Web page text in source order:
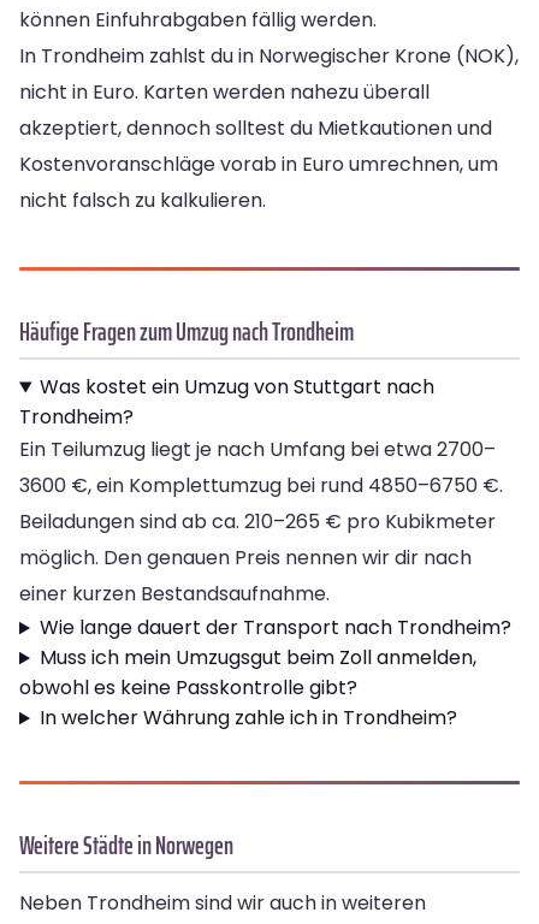
können Einfuhrabgaben fällig werden.
In Trondheim zahlst du in Norwegischer Krone (NOK),
nicht in Euro. Karten werden nahezu überall
akzeptiert, dennoch solltest du Mietkautionen und
Kostenvoranschläge vorab in Euro umrechnen, um
nicht falsch zu kalkulieren.
Häufige Fragen zum Umzug nach Trondheim
Was kostet ein Umzug von Stuttgart nach
Trondheim?
Ein Teilumzug liegt je nach Umfang bei etwa 2700–
3600 €, ein Komplettumzug bei rund 4850–6750 €.
Beiladungen sind ab ca. 210–265 € pro Kubikmeter
möglich. Den genauen Preis nennen wir dir nach
einer kurzen Bestandsaufnahme.
Wie lange dauert der Transport nach Trondheim?
Muss ich mein Umzugsgut beim Zoll anmelden,
obwohl es keine Passkontrolle gibt?
In welcher Währung zahle ich in Trondheim?
Weitere Städte in Norwegen
Neben Trondheim sind wir auch in weiteren